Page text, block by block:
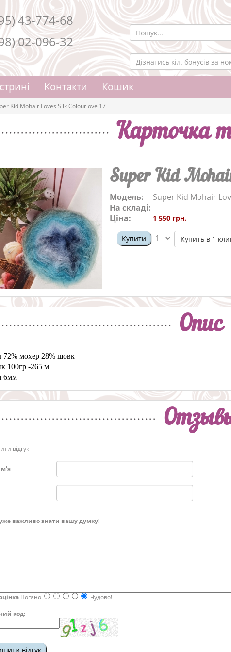
43-774-68
02-096-32
Контакти Кошик
Kid Mohair Loves Silk Colourlove 17
Карточка
Super Kid
Модель:
Super Kid Mohair
На складі:
Ціна:
1 550 грн.
Купити Купить в 1
Опис
72% мохер 28% шовк
100гр -265 м
6мм
відгук
важливо знати вашу думку!
Погано
Чудово!
код: